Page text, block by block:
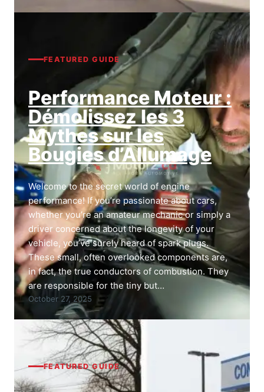
FEATURED GUIDE
Performance Moteur :
Démolissez les 3
Mythes sur les
Bougies d’Allumage
Welcome to the secret world of engine
performance! If you’re passionate about cars,
whether you’re an amateur mechanic or simply a
driver concerned about the longevity of your
vehicle, you’ve surely heard of spark plugs.
These small, often overlooked components are,
in fact, the true conductors of combustion. They
are responsible for the tiny but…
October 27, 2025
FEATURED GUIDE